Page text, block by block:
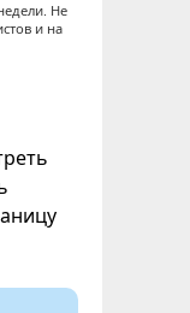
Не
и на